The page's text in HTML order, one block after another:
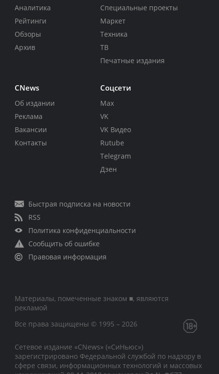
Аналитика
Рейтинги
Обзоры
Архив
Специальные проекты
Маркет
Техника
ТВ
Печатные издания
CNews
Об издании
Реклама
Вакансии
Контакты
Соцсети
Max
VK
VK Видео
Rutube
Telegram
Дзен
Быстрая подписка на новости
RSS
Политика конфиденциальности
Сообщить об ошибке
Правовая информация
Материалы, помеченные знаком ■, являются
рекламой
Все права защищены © 1995 – 2026
Сетевое издание «CNews» («СиНьюс»)
зарегистрировано Федеральной службой по надзору в
сфере связи, информационных технологий и массовых